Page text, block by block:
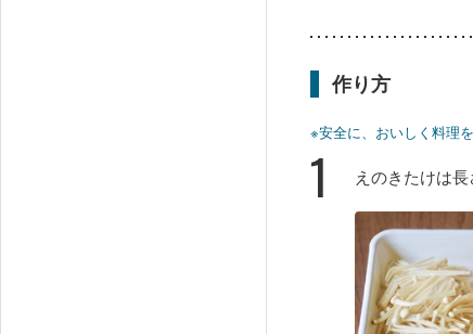
作り方
※安全に、おいしく料理
1 えのきたけは